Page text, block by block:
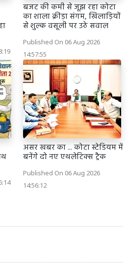
बजट की कमी से जूझ रहा कोटा
का शाला क्रीड़ा संगम, खिलाड़ियों
से शुल्क वसूली पर उठे सवाल
Published On 06 Aug 2026
14:57:55
असर खबर का ... कोटा स्टेडियम में
बनेंगे दो नए एथलेटिक्स ट्रैक
Published On 06 Aug 2026
14:56:12